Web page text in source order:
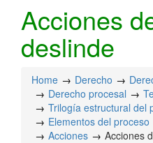
Acciones
deslinde
Home Derecho
Derecho procesal
Trilogía estructural del
Elementos del proceso
Acciones
Acciones